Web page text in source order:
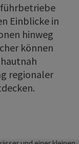
Einblicke in
hinweg
können
regionaler